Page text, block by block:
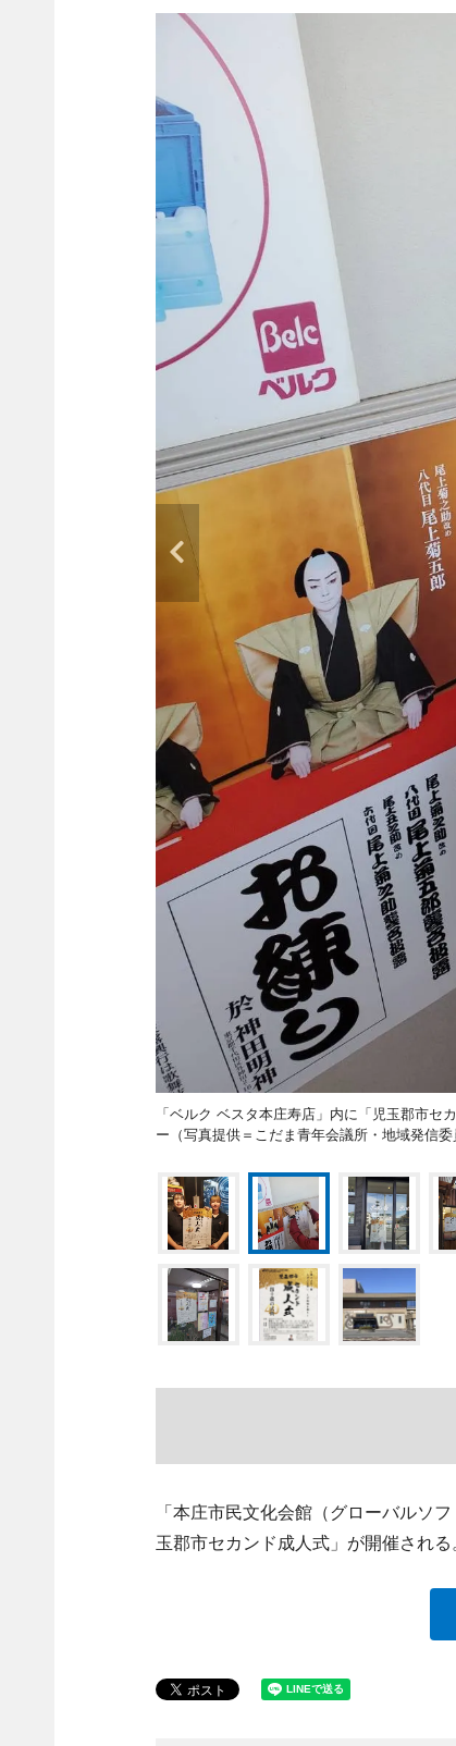
「ベルク ベスタ本庄寿店」内に「児玉郡市
ー（写真提供＝こだま青年会議所・地域発信委
「本庄市民文化会館（グローバルソ
玉郡市セカンド成人式」が開催される